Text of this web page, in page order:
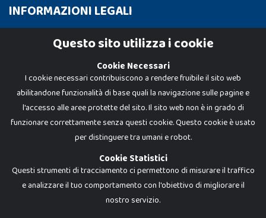
INFORMAZIONI LEGALI
Cookie Policy
Dadi e Mattoncini è un brand di Giocabene Srl. Ogni riproduzione o utilizzo non
Questo sito utilizza i cookie
Cookie Necessari
I cookie necessari contribuiscono a rendere fruibile il sito web
abilitandone funzionalità di base quali la navigazione sulle pagine e
l'accesso alle aree protette del sito. Il sito web non è in grado di
funzionare correttamente senza questi cookie. Questo cookie è usato
per distinguere tra umani e robot.
Cookie Statistici
Questi strumenti di tracciamento ci permettono di misurare il traffico
e analizzare il tuo comportamento con l'obiettivo di migliorare il
nostro servizio.